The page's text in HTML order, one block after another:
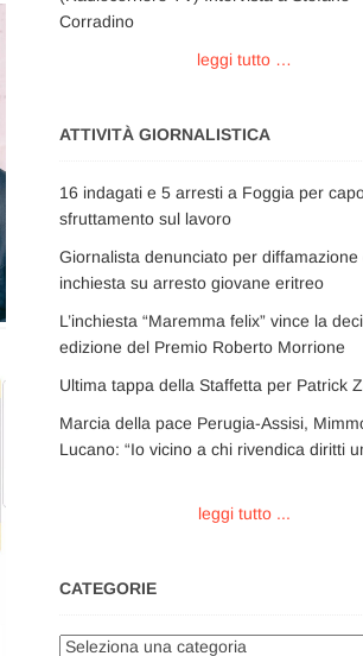
Corradino
leggi tutto …
ATTIVITÀ GIORNALISTICA
16 indagati e 5 arresti a Foggia per
sfruttamento sul lavoro
Giornalista denunciato per diffamazione
inchiesta su arresto giovane eritreo
L’inchiesta “Maremma felix” vince la
edizione del Premio Roberto Morrione
Ultima tappa della Staffetta per Patrick
Marcia della pace Perugia-Assisi,
Lucano: “Io vicino a chi rivendica diritti
leggi tutto ...
CATEGORIE
Categorie